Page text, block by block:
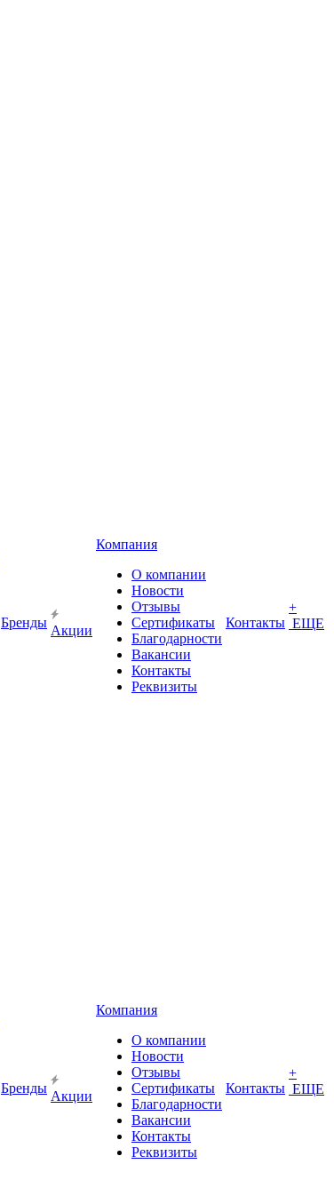
Бренды
Акции
Компания
О компании
Новости
Отзывы
Сертификаты
Благодарности
Вакансии
Контакты
Реквизиты
Контакты
+
ЕЩЕ
Бренды
Акции
Компания
О компании
Новости
Отзывы
Сертификаты
Благодарности
Вакансии
Контакты
Реквизиты
Контакты
+
ЕЩЕ